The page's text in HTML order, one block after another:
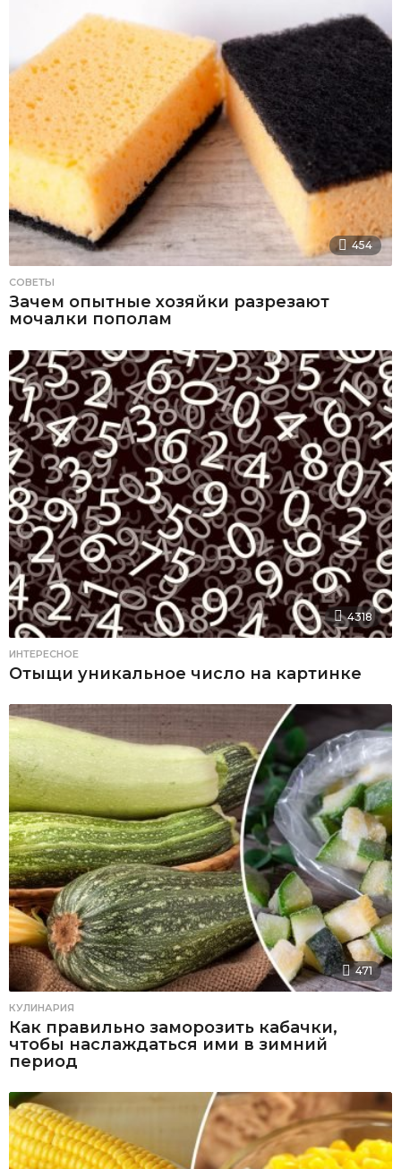
454
СОВЕТЫ
Зачем опытные хозяйки разрезают
мочалки пополам
4318
ИНТЕРЕСНОЕ
Отыщи уникальное число на картинке
471
КУЛИНАРИЯ
Как правильно заморозить кабачки,
чтобы наслаждаться ими в зимний
период